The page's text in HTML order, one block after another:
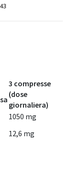
3 compresse
(dose
giornaliera)
1050 mg
12,6 mg